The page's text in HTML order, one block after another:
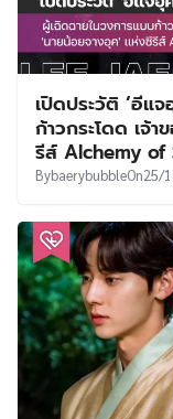
เปิดประวัติ ‘อีแ
ก้าวกระโดด เจ้
รีส์ Alchemy of
BybaerybubbleOn25/